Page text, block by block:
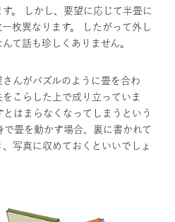
。 しかし、要望に応じて半畳に
枚異なります。 したがって外し
て話も珍しくありません。
んがパズルのように畳を合わ
こらした上で成り立っていま
はまらなくなってしまうという
畳を動かす場合、裏に書かれて
写真に収めておくといいでしょ